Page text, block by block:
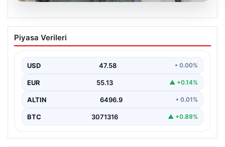
Rafet Dalkıran kimdir? Yeni Hava
Kuvvetleri Komutanı Rafet Dalkıran’ın
Piyasa Verileri
USD 47.58 • 0.00%
EUR 55.13 ▲ +0.14%
ALTIN 6496.9 • 0.01%
BTC 3071316 ▲ +0.89%